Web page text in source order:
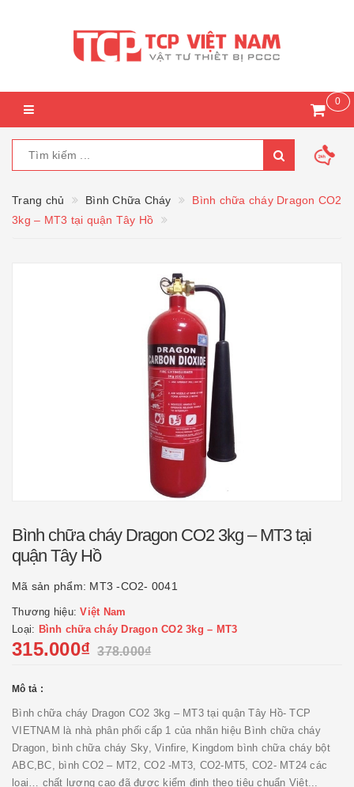
0
Trang chủ Bình Chữa Cháy
Bình chữa cháy Dragon CO2
3kg – MT3 tại quận Tây Hồ
Bình chữa cháy Dragon CO2 3kg – MT3 tại
quận Tây Hồ
Mã sản phẩm: MT3 -CO2- 0041
Thương hiệu:Việt Nam
Loại: Bình chữa cháy Dragon CO2 3kg – MT3
315.000₫ 378.000₫
Mô tả :
Bình chữa cháy Dragon CO2 3kg – MT3 tại quận Tây Hồ- TCP
VIETNAM là nhà phân phối cấp 1 của nhãn hiệu Bình chữa cháy
Dragon, bình chữa cháy Sky, Vinfire, Kingdom bình chữa cháy bột
ABC,BC, bình CO2 – MT2, CO2 -MT3, CO2-MT5, CO2- MT24 các
loại… chất lượng cao đã được kiểm định theo tiêu chuẩn Việt...